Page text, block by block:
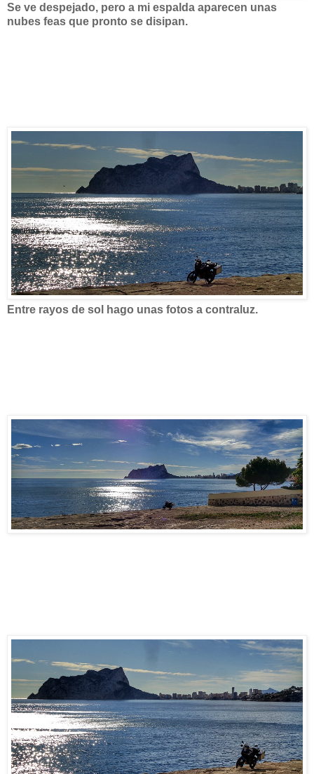
Se ve despejado, pero a mi espalda aparecen unas
nubes feas que pronto se disipan.
Entre rayos de sol hago unas fotos a contraluz.